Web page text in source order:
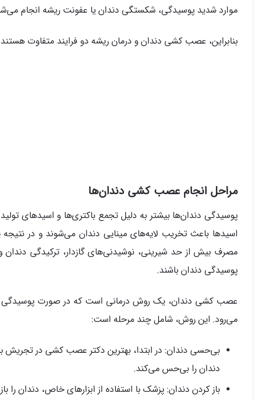
موارد شدید پوسیدگی، شکستگی دندان یا عفونت ریشه انجام
بنابراین، عصب کشی دندان و درمان ریشه دو فرایند متفاوت
مراحل انجام عصب کشی دندان‌ها
پوسیدگی دندان‌ها بیشتر به دلیل تجمع باکتری‌ها و اسیدهای
اسیدها باعث تخریب لایه‌های مینایی دندان می‌شوند و در
مصرف بیش از حد شیرینی، نوشیدنی‌های گازدار، ترکیدگی
پوسیدگی دندان باشند.
عصب کشی دندان، یک روش درمانی است که در صورت پوسیدگی
می‌رود. این روش، شامل چند مرحله است:
بی‌حسی دندان: در ابتدا، بهترین دکتر عصب کشی در تجریش
دندان را بی‌حس می‌کند.
باز کردن دندان: پزشک با استفاده از ابزارهای خاص، دندان را